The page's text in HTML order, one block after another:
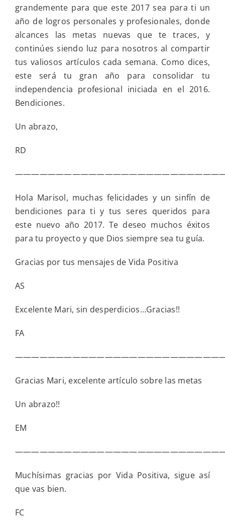
grandemente para que este 2017 sea para ti un
año de logros personales y profesionales, donde
alcances las metas nuevas que te traces, y
continúes siendo luz para nosotros al compartir
tus valiosos artículos cada semana. Como dices,
este será tu gran año para consolidar tu
independencia profesional iniciada en el 2016.
Bendiciones.
Un abrazo,
RD
Hola Marisol, muchas felicidades y un sinfín de
bendiciones para ti y tus seres queridos para
este nuevo año 2017. Te deseo muchos éxitos
para tu proyecto y que Dios siempre sea tu guía.
Gracias por tus mensajes de Vida Positiva
AS
Excelente Mari, sin desperdicios…Gracias!!
FA
Gracias Mari, excelente artículo sobre las metas
Un abrazo!!
EM
Muchísimas gracias por Vida Positiva, sigue así
que vas bien.
FC